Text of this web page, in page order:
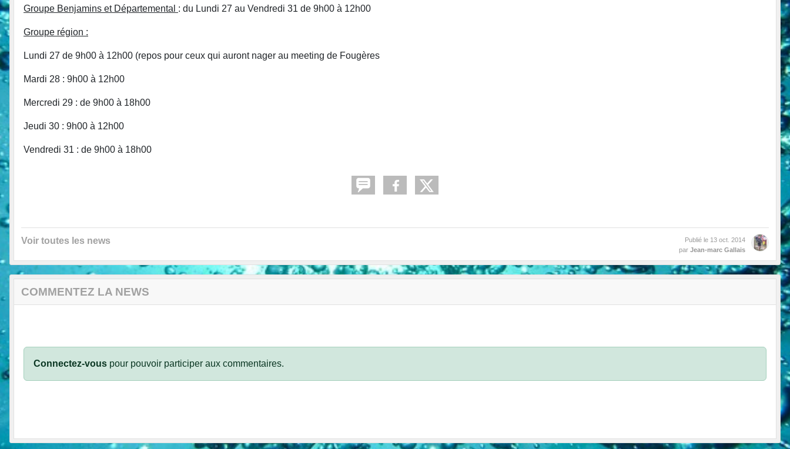
Groupe Benjamins et Départemental : du Lundi 27 au Vendredi 31 de 9h00 à 12h00
Groupe région :
Lundi 27 de 9h00 à 12h00 (repos pour ceux qui auront nager au meeting de Fougères
Mardi 28 : 9h00 à 12h00
Mercredi 29 : de 9h00 à 18h00
Jeudi 30 : 9h00 à 12h00
Vendredi 31 : de 9h00 à 18h00
Voir toutes les news Publié le 13 oct. 2014
par Jean-marc Gallais
COMMENTEZ LA NEWS
Connectez-vous pour pouvoir participer aux commentaires.